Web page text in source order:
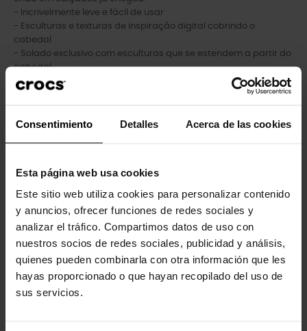
Consentimiento Detalles Acerca de las cookies
Esta página web usa cookies
Este sitio web utiliza cookies para personalizar contenido
y anuncios, ofrecer funciones de redes sociales y
analizar el tráfico. Compartimos datos de uso con
nuestros socios de redes sociales, publicidad y análisis,
quienes pueden combinarla con otra información que les
hayas proporcionado o que hayan recopilado del uso de
sus servicios.
- Incrivelmente leve e fácil de usar
- Esculturas e texturas de inspiração digital cobrindo o
cabedal
- Solado exclusivo com esculturas que se estendem a partir do
cabedal
- 5 mm adicionais no calcanhar proporcionam uma estética
respirável
Clientes que compraram este
produto também compraram:
-20% -30%